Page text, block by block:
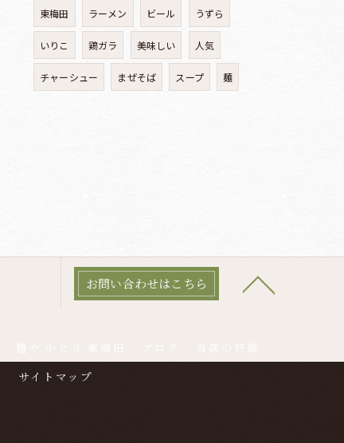
東梅田 ラーメン ビール うずら
いりこ 鶏ガラ 美味しい 人気
チャーシュー まぜそば スープ 麺
お問い合わせはこちら
サイトマップ